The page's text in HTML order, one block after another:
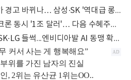
“2027년 피크아웃" 월가 경고 바뀌나… 삼성·SK '역대급 롱런'의 근거 늘어나
삼성·SK하이닉스·마이크론 동시 '1조 달러'… 다음 수혜주는 'K-부품주'
젠슨 황 한마디에 삼성·SK·LG 들썩...엔비디아발 AI 동맹 확대 기대